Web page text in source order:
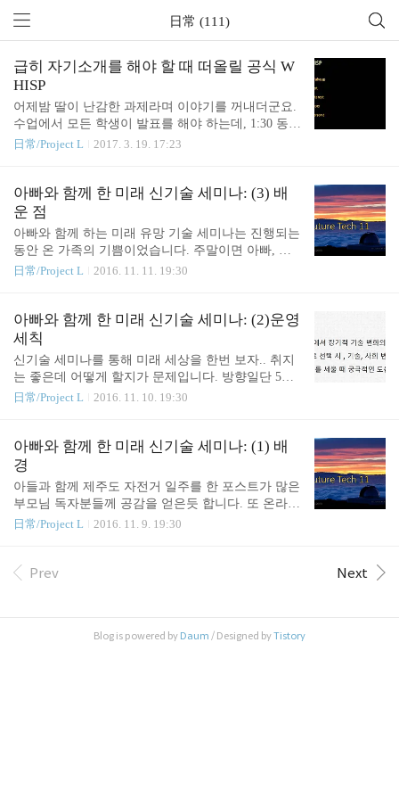
日常 (111)
급히 자기소개를 해야 할 때 떠올릴 공식 W
HISP
어제밤 딸이 난감한 과제라며 이야기를 꺼내더군요.
수업에서 모든 학생이 발표를 해야 하는데, 1:30 동안
자기소개를 해야합니다.워낙 자기소개에 두려움이
제만 집중해서 take away 이미지를 만들어라. 네 이름
이라도 외우면 성공이다. 2. 일반적 소개 (집이 어디
구요 고등학교 어디 나왔고 취미는 독서 등등)는 절
대 하지 마라. 그날 90%가 그렇게 할거다. 3. 진짜 네
가 좋아하는 주제를 잡아라. 그래야 생생해지고 그래
야 임팩트 있게 전달된다. 4. 진술을 하지 말고 묘사
로 선택했습니다. pitching의 구성은 WHISP를 따르라
고 했습니다. W..
日常/Project L 2017. 3. 19. 17:23
아빠와 함께 한 미래 신기술 세미나: (3) 배
운 점
아빠와 함께 하는 미래 유망 기술 세미나는 진행되는
동안 온 가족의 기쁨이었습니다. 주말이면 아빠, 엄
마, 딸, 아들이 열띤 토론을 했지요. 마지막 주말은 이
래를 생각하지는 않습니다. 그러나 이렇게 생각의 지
평을 넓히니 새로운 부분이 많이 보입니다. 또 재미
난 사업 아이템이 될만한 아이디어도 많았고, 토론
내내 웃고 떠들며 진지하게 왁자지껄했지요. 결과적
으로 저 포함해 우리 가족은 큰 교훈을 얻었습니다.
교훈들첫째, 지금 유망한 기술이 미래에도 유망하지
상용화 되는 순간 의사가 하는 일의 대부분은 범용
기술이 됩니다. 미래 기술이라 말하기도 힘든 지금
기술..
日常/Project L 2016. 11. 11. 19:30
아빠와 함께 한 미래 신기술 세미나: (2)운영
세칙
신기술 세미나를 통해 미래 세상을 한번 보자.. 취지
는 좋은데 어떻게 할지가 문제입니다. 방향일단 5년
이내의 범위인 신기술은 제외하기로 했습니다. 우리
용분야가 재미있고 유망한지를 알고 싶기 때문입니
다. 반면 먼 미래는 예측이 불가능하므로, 잘 예측하
겠다는 욕심은 버리기로 했습니다. 다만 가능한 미래
(possible futures)를 생각해보는데 의의를 찾기로 했습
니다. 미래학에서 사용하는 방법론이지요. 재료그래
서 선정한게 'KISTI의 미래 유망 기술 11선' 리스트입
로드맵과 연관되어 있기 때문에 바라보는 지평이 깁
니다. 또한, 퀄리티가 아주 좋지는..
日常/Project L 2016. 11. 10. 19:30
아빠와 함께 한 미래 신기술 세미나: (1) 배
경
아들과 함께 제주도 자전거 일주를 한 포스트가 많은
부모님 독자분들께 공감을 얻은듯 합니다. 또 온라인
이나 오프라인에서 제가 블로그에 아이들과 함께 한
중하면서 자연 아빠가 해줄 몫은 적어진 요즘이긴 합
래 보신 분들은 알겠지만, 저와 딸이 오랫동안 대화
日常/Project L 2016. 11. 9. 19:30
Prev Next
Blog is powered by Daum / Designed byTistory